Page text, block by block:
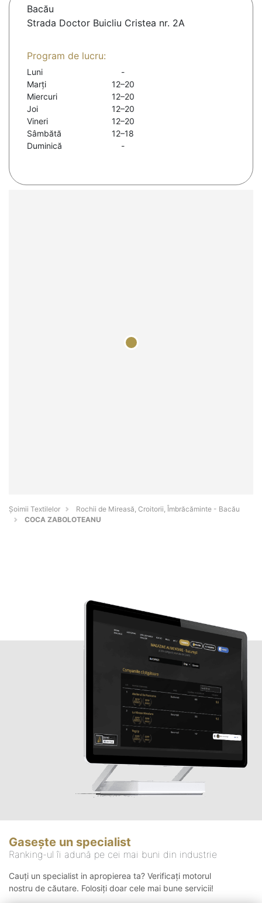
Bacău
Strada Doctor Buicliu Cristea nr. 2A
Program de lucru:
Luni
-
Marți
12–20
Miercuri
12–20
Joi
12–20
Vineri
12–20
Sâmbătă
12–18
Duminică
-
Șoimii Textilelor
Rochii de Mireasă, Croitorii, Îmbrăcăminte - Bacău
COCA ZABOLOTEANU
Gasește un specialist
Ranking-ul îi adună pe cei mai buni din industrie
Cauți un specialist in apropierea ta? Verificați motorul
nostru de căutare. Folosiți doar cele mai bune servicii!